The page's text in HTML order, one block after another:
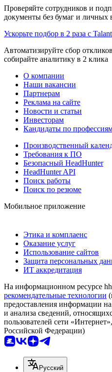
Проверяйте сотрудников и
документы без бумаг и личных
Ускорьте подбор в 2 раза с
Автоматизируйте сбор
собирайте аналитику в 2 клика
О компании
Наши вакансии
Партнерам
Реклама на сайте
Новости и статьи
Инвесторам
Кандидаты по
Производственный
Требования к ПО
Безопасный HeadHunter
HeadHunter API
Поиск работы
Поиск по резюме
Мобильное приложение
Этика и комплаенс
Оказание услуг
Использование сайтов
Защита персональных
ИТ аккредитация
На информационном ресурсе
рекомендательные технологии
предоставления информации
и анализа сведений,
пользователей сети
Российской Федерации)
Русский